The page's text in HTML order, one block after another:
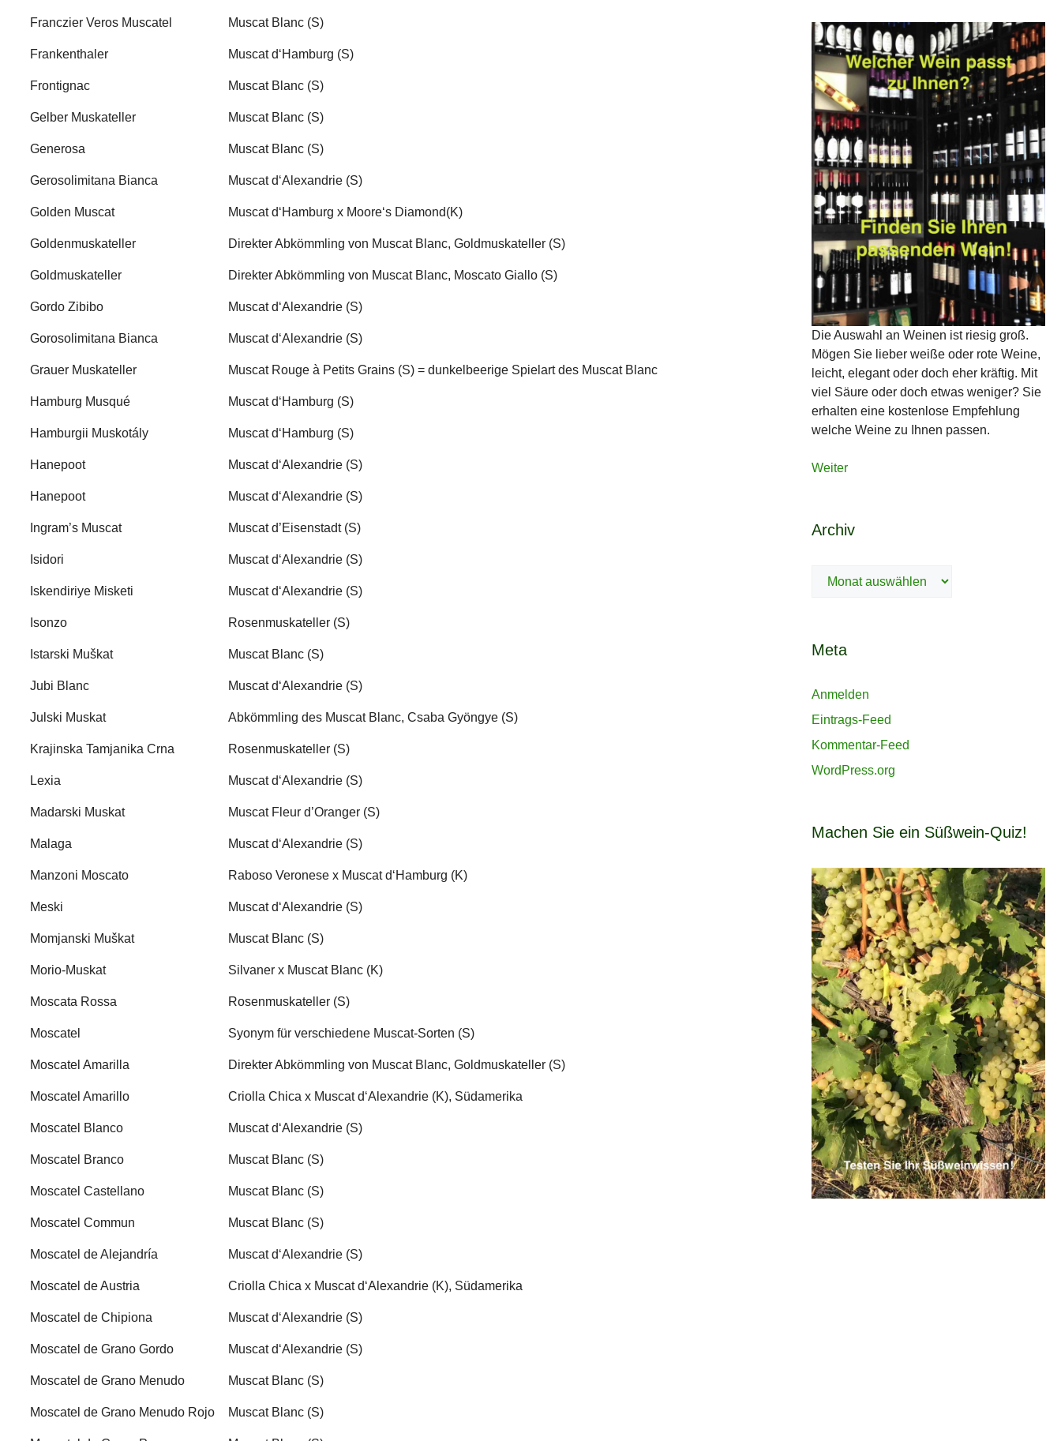
Franczier Veros Muscatel Muscat Blanc (S)
Frankenthaler Muscat d‘Hamburg (S)
Frontignac Muscat Blanc (S)
Gelber Muskateller Muscat Blanc (S)
Generosa Muscat Blanc (S)
Gerosolimitana Bianca Muscat d‘Alexandrie (S)
Golden Muscat Muscat d‘Hamburg x Moore‘s Diamond(K)
Goldenmuskateller Direkter Abkömmling von Muscat Blanc, Goldmuskateller (S)
Goldmuskateller Direkter Abkömmling von Muscat Blanc, Moscato Giallo (S)
Gordo Zibibo Muscat d‘Alexandrie (S)
Gorosolimitana Bianca Muscat d‘Alexandrie (S)
Grauer Muskateller Muscat Rouge à Petits Grains (S) = dunkelbeerige Spielart des Muscat Blanc
Hamburg Musqué Muscat d‘Hamburg (S)
Hamburgii Muskotály Muscat d‘Hamburg (S)
Hanepoot Muscat d‘Alexandrie (S)
Hanepoot Muscat d‘Alexandrie (S)
Ingram’s Muscat Muscat d’Eisenstadt (S)
Isidori Muscat d‘Alexandrie (S)
Iskendiriye Misketi Muscat d‘Alexandrie (S)
Isonzo Rosenmuskateller (S)
Istarski Muškat Muscat Blanc (S)
Jubi Blanc Muscat d‘Alexandrie (S)
Julski Muskat Abkömmling des Muscat Blanc, Csaba Gyöngye (S)
Krajinska Tamjanika Crna Rosenmuskateller (S)
Lexia Muscat d‘Alexandrie (S)
Madarski Muskat Muscat Fleur d’Oranger (S)
Malaga Muscat d‘Alexandrie (S)
Manzoni Moscato Raboso Veronese x Muscat d‘Hamburg (K)
Meski Muscat d‘Alexandrie (S)
Momjanski Muškat Muscat Blanc (S)
Morio-Muskat Silvaner x Muscat Blanc (K)
Moscata Rossa Rosenmuskateller (S)
Moscatel Syonym für verschiedene Muscat-Sorten (S)
Moscatel Amarilla Direkter Abkömmling von Muscat Blanc, Goldmuskateller (S)
Moscatel Amarillo Criolla Chica x Muscat d‘Alexandrie (K), Südamerika
Moscatel Blanco Muscat d‘Alexandrie (S)
Moscatel Branco Muscat Blanc (S)
Moscatel Castellano Muscat Blanc (S)
Moscatel Commun Muscat Blanc (S)
Moscatel de Alejandría Muscat d‘Alexandrie (S)
Moscatel de Austria Criolla Chica x Muscat d‘Alexandrie (K), Südamerika
Moscatel de Chipiona Muscat d‘Alexandrie (S)
Moscatel de Grano Gordo Muscat d‘Alexandrie (S)
Moscatel de Grano Menudo Muscat Blanc (S)
Moscatel de Grano Menudo Rojo Muscat Blanc (S)
Die Auswahl an Weinen ist riesig groß.
Mögen Sie lieber weiße oder rote Weine,
leicht, elegant oder doch eher kräftig. Mit
viel Säure oder doch etwas weniger? Sie
erhalten eine kostenlose Empfehlung
welche Weine zu Ihnen passen.
Weiter
Archiv
Archiv
Meta
Anmelden
Eintrags-Feed
Kommentar-Feed
WordPress.org
Machen Sie ein Süßwein-Quiz!